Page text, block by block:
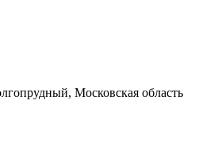
Московская область